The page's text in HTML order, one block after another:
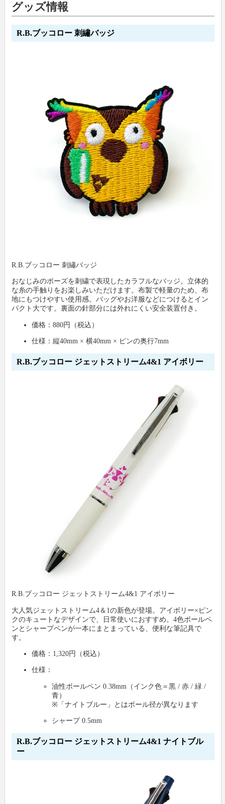
グッズ情報
R.B.ブッコロー 刺繡バッジ
R.B.ブッコロー 刺繡バッジ
おなじみのポーズを刺繍で表現したカラフルなバッジ。立体的
な糸の手触りをお楽しみいただけます。布製で軽量のため、布
地にもつけやすい使用感。バッグやお洋服などにつけるとイン
パクト大です。裏面の針部分には外れにくい安全装置付き。
価格：880円（税込）
仕様：縦40mm × 横40mm × ピンの奥行7mm
R.B.ブッコロー ジェットストリーム4&1 アイボリー
R.B.ブッコロー ジェットストリーム4&1 アイボリー
大人気ジェットストリーム4＆1の新色が登場。アイボリー×ピン
クのキュートなデザインで、日常使いにおすすめ。4色ボールペ
ンとシャープペンが一本にまとまっている、便利な筆記具で
す。
価格：1,320円（税込）
仕様：
油性ボールペン 0.38mm（インク色＝黒 / 赤 / 緑 /
青）
※「ナイトブルー」とはボール径が異なります
シャープ 0.5mm
R.B.ブッコロー ジェットストリーム4&1 ナイトブル
ー